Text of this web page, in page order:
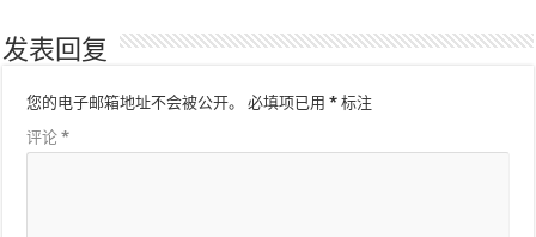
发表回复
您的电子邮箱地址不会被公开。 必填项已用* 标注
评论*